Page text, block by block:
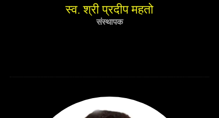
स्व. श्री प्रदीप महतो
संस्थापक